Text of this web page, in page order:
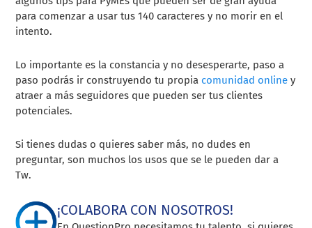
para comenzar a usar tus 140 caracteres y no morir en el
intento.
Lo importante es la constancia y no desesperarte, paso a
paso podrás ir construyendo tu propia comunidad online y
atraer a más seguidores que pueden ser tus clientes
potenciales.
Si tienes dudas o quieres saber más, no dudes en
preguntar, son muchos los usos que se le pueden dar a
Tw.
¡COLABORA CON NOSOTROS!